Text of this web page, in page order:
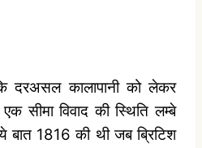
दरअसल कालापानी को लेकर
सीमा विवाद की स्थिति लम्बे
1816 की थी जब ब्रिटिश